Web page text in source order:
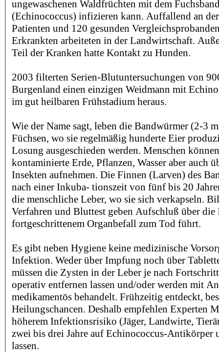
ungewaschenen Waldfrüchten mit dem
(Echinococcus) infizieren kann. Auffallend an
Patienten und 120 gesunden
Erkrankten arbeiteten in der Landwirtschaft.
Teil der Kranken hatte Kontakt zu Hunden.
2003 filterten Serien-Blutuntersuchungen von
Burgenland einen einzigen Weidmann mit
im gut heilbaren Frühstadium heraus.
Wie der Name sagt, leben die Bandwürmer (2-3
Füchsen, wo sie regelmäßig hunderte Eier
Losung ausgeschieden werden. Menschen
kontaminierte Erde, Pflanzen, Wasser aber auch
Insekten aufnehmen. Die Finnen (Larven) des
nach einer Inkuba- tionszeit von fünf bis 20
die menschliche Leber, wo sie sich verkapseln.
Verfahren und Bluttest geben Aufschluß über
fortgeschrittenem Organbefall zum Tod führt.
Es gibt neben Hygiene keine medizinische
Infektion. Weder über Impfung noch über
müssen die Zysten in der Leber je nach
operativ entfernen lassen und/oder werden mit
medikamentös behandelt. Frühzeitig entdeckt,
Heilungschancen. Deshalb empfehlen Experten
höherem Infektionsrisiko (Jäger, Landwirte,
zwei bis drei Jahre auf Echinococcus-Antikörper
lassen.